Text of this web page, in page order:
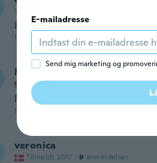
Tilmeldt 2017
Precioso igual a la foto sólo q
for ca. 7 år siden
Michele
Tilmeldt 2017 · 31 anmeldelser · 11
Not the fabric I was
for ca. 7 år siden
veronica
Tilmeldt 2017 · 9 anmeldelser
E-mailadresse
Send mig marketing og